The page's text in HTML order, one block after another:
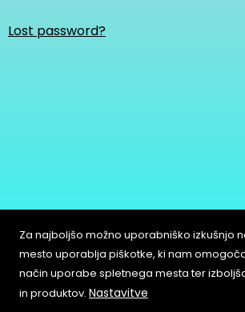
Lost password?
About
Contact
Copyleft
Za najboljšo možno uporabniško izkušnjo
mesto uporablja piškotke, ki nam
način uporabe spletnega mesta ter
in produktov. Nastavitve